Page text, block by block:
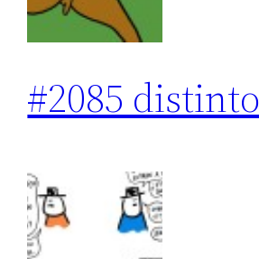
#2085 distinto